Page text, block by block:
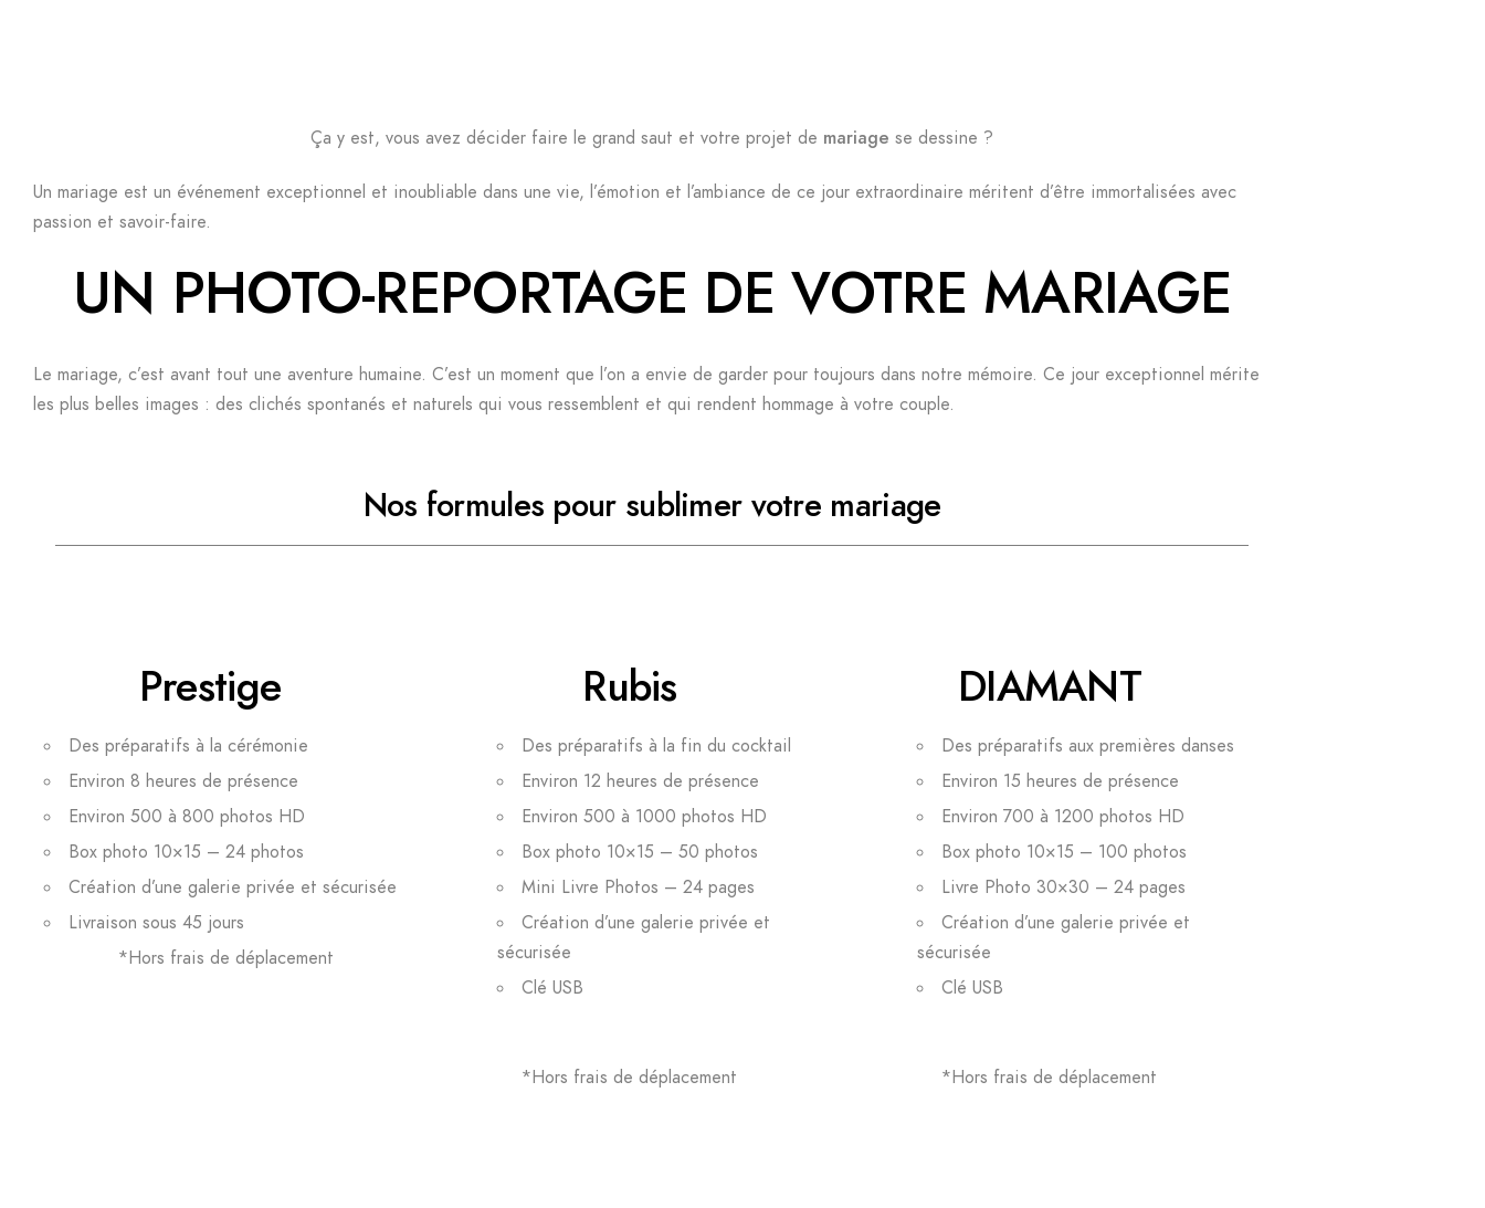
Ça y est, vous avez décider faire le grand saut et votre projet de mariage se dessine ?
Un mariage est un événement exceptionnel et inoubliable dans une vie, l’émotion et l’ambiance de ce jour extraordinaire méritent d’être immortalisées avec
passion et savoir-faire.
UN PHOTO-REPORTAGE DE VOTRE MARIAGE
Le mariage, c’est avant tout une aventure humaine. C’est un moment que l’on a envie de garder pour toujours dans notre mémoire. Ce jour exceptionnel mérite
les plus belles images : des clichés spontanés et naturels qui vous ressemblent et qui rendent hommage à votre couple.
Nos formules pour sublimer votre mariage
Prestige
Des préparatifs à la cérémonie
Environ 8 heures de présence
Environ 500 à 800 photos HD
Box photo 10×15 – 24 photos
Création d’une galerie privée et sécurisée
Livraison sous 45 jours
*Hors frais de déplacement
Rubis
Des préparatifs à la fin du cocktail
Environ 12 heures de présence
Environ 500 à 1000 photos HD
Box photo 10×15 – 50 photos
Mini Livre Photos – 24 pages
Création d’une galerie privée et
sécurisée
Clé USB
*Hors frais de déplacement
DIAMANT
Des préparatifs aux premières danses
Environ 15 heures de présence
Environ 700 à 1200 photos HD
Box photo 10×15 – 100 photos
Livre Photo 30×30 – 24 pages
Création d’une galerie privée et
sécurisée
Clé USB
*Hors frais de déplacement